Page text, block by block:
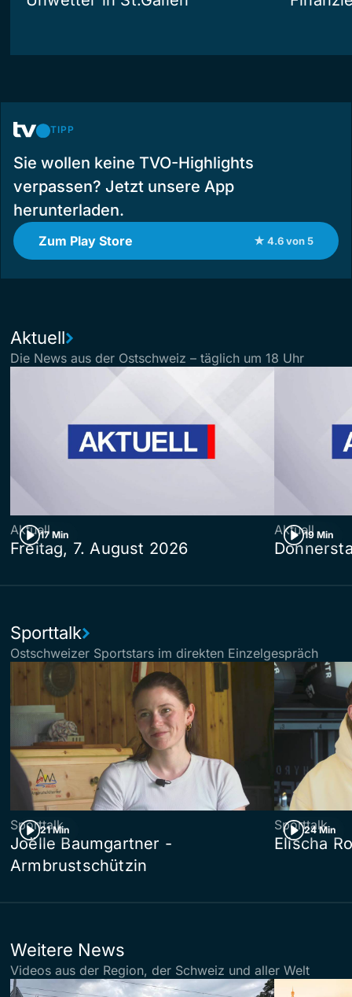
TIPP
Sie wollen keine TVO-Highlights
verpassen? Jetzt unsere App
herunterladen.
Zum Play Store ★ 4.6 von 5
Aktuell
Die News aus der Ostschweiz – täglich um 18 Uhr
17 Min
Aktuell
Freitag, 7. August 2026
19 Min
Aktuell
Sporttalk
Ostschweizer Sportstars im direkten Einzelgespräch
21 Min
Sporttalk
Joëlle Baumgartner -
Armbrustschützin
24 Min
Sporttalk
Elischa
Weitere News
Videos aus der Region, der Schweiz und aller Welt